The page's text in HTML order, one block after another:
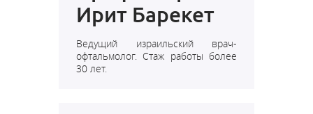
Ирит Барекет
Ведущий израильский врач-
офтальмолог. Стаж работы более
30 лет.